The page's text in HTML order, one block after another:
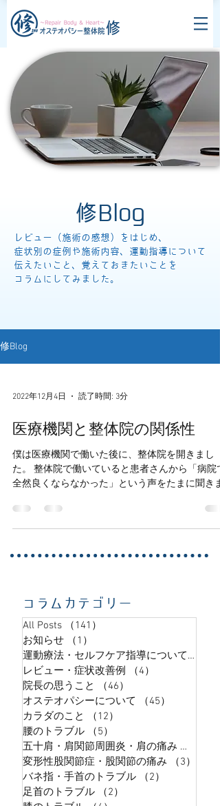
修Blog
レビュー（施術の感想）をはじめ、
症状別の症例や施術内容、運動指導について
伝えたいこと、覚えておきたいことを
コラムにしてみました。
修Blog
2022年12月4日 読了時間: 3分
医療機関と整体院の関係性
僕は医療機関で働いた後に、整体院を開きまし
た。 整体院で働いていると患者さんから「病院で
全然良くならなかった」という声をたまに聞きま
いているときも「整体で全然良くならなかった」
という声も聞いたことがあります。...
コラムカテゴリー
All Posts （141）
お知らせ
（1）
運動療法・セルフケア指導について（9）
レビュー・症状改善例
（4）
院長の思うこと
（46）
オステオパシーについて
（45）
カラダのこと
（12）
腰のトラブル
（5）
五十肩・肩関節周囲炎・肩の痛み （5）
変形性股関節症・股関節の痛み
（3）
バネ指・手首のトラブル
（2）
足首のトラブル
（2）